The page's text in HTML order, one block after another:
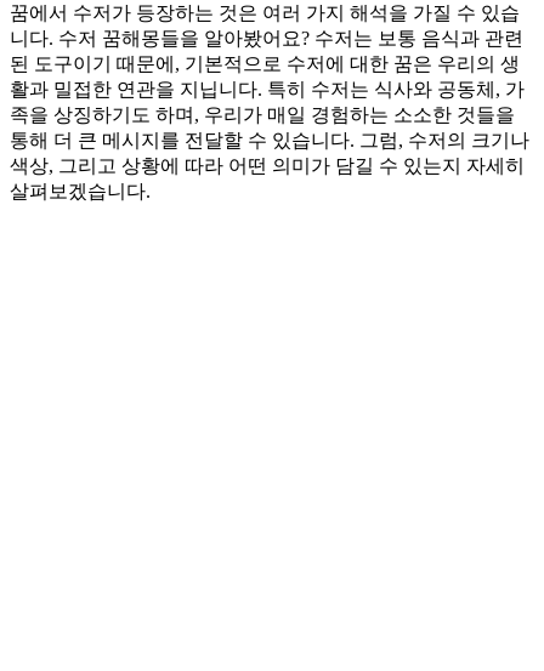
꿈에서 수저가 등장하는 것은 여러 가지 해석을 가질 수 있습
니다. 수저 꿈해몽들을 알아봤어요? 수저는 보통 음식과 관련
된 도구이기 때문에, 기본적으로 수저에 대한 꿈은 우리의 생
활과 밀접한 연관을 지닙니다. 특히 수저는 식사와 공동체, 가
족을 상징하기도 하며, 우리가 매일 경험하는 소소한 것들을
통해 더 큰 메시지를 전달할 수 있습니다. 그럼, 수저의 크기나
색상, 그리고 상황에 따라 어떤 의미가 담길 수 있는지 자세히
살펴보겠습니다.